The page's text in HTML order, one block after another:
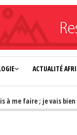
ACTUALITÉ
faire ; je vais bien